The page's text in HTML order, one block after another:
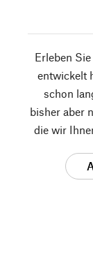
Erleben
entwickelt
schon
bisher aber
die wir